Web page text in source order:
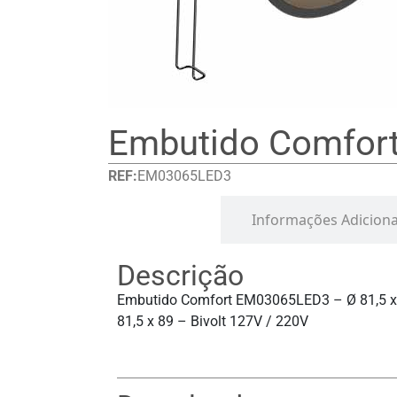
Embutido
REF:EM03065LED3
Informações
Descrição
Embutido Comfort EM03065LED3 – Ø 81,5 x
81,5 x 89 – Bivolt 127V / 220V